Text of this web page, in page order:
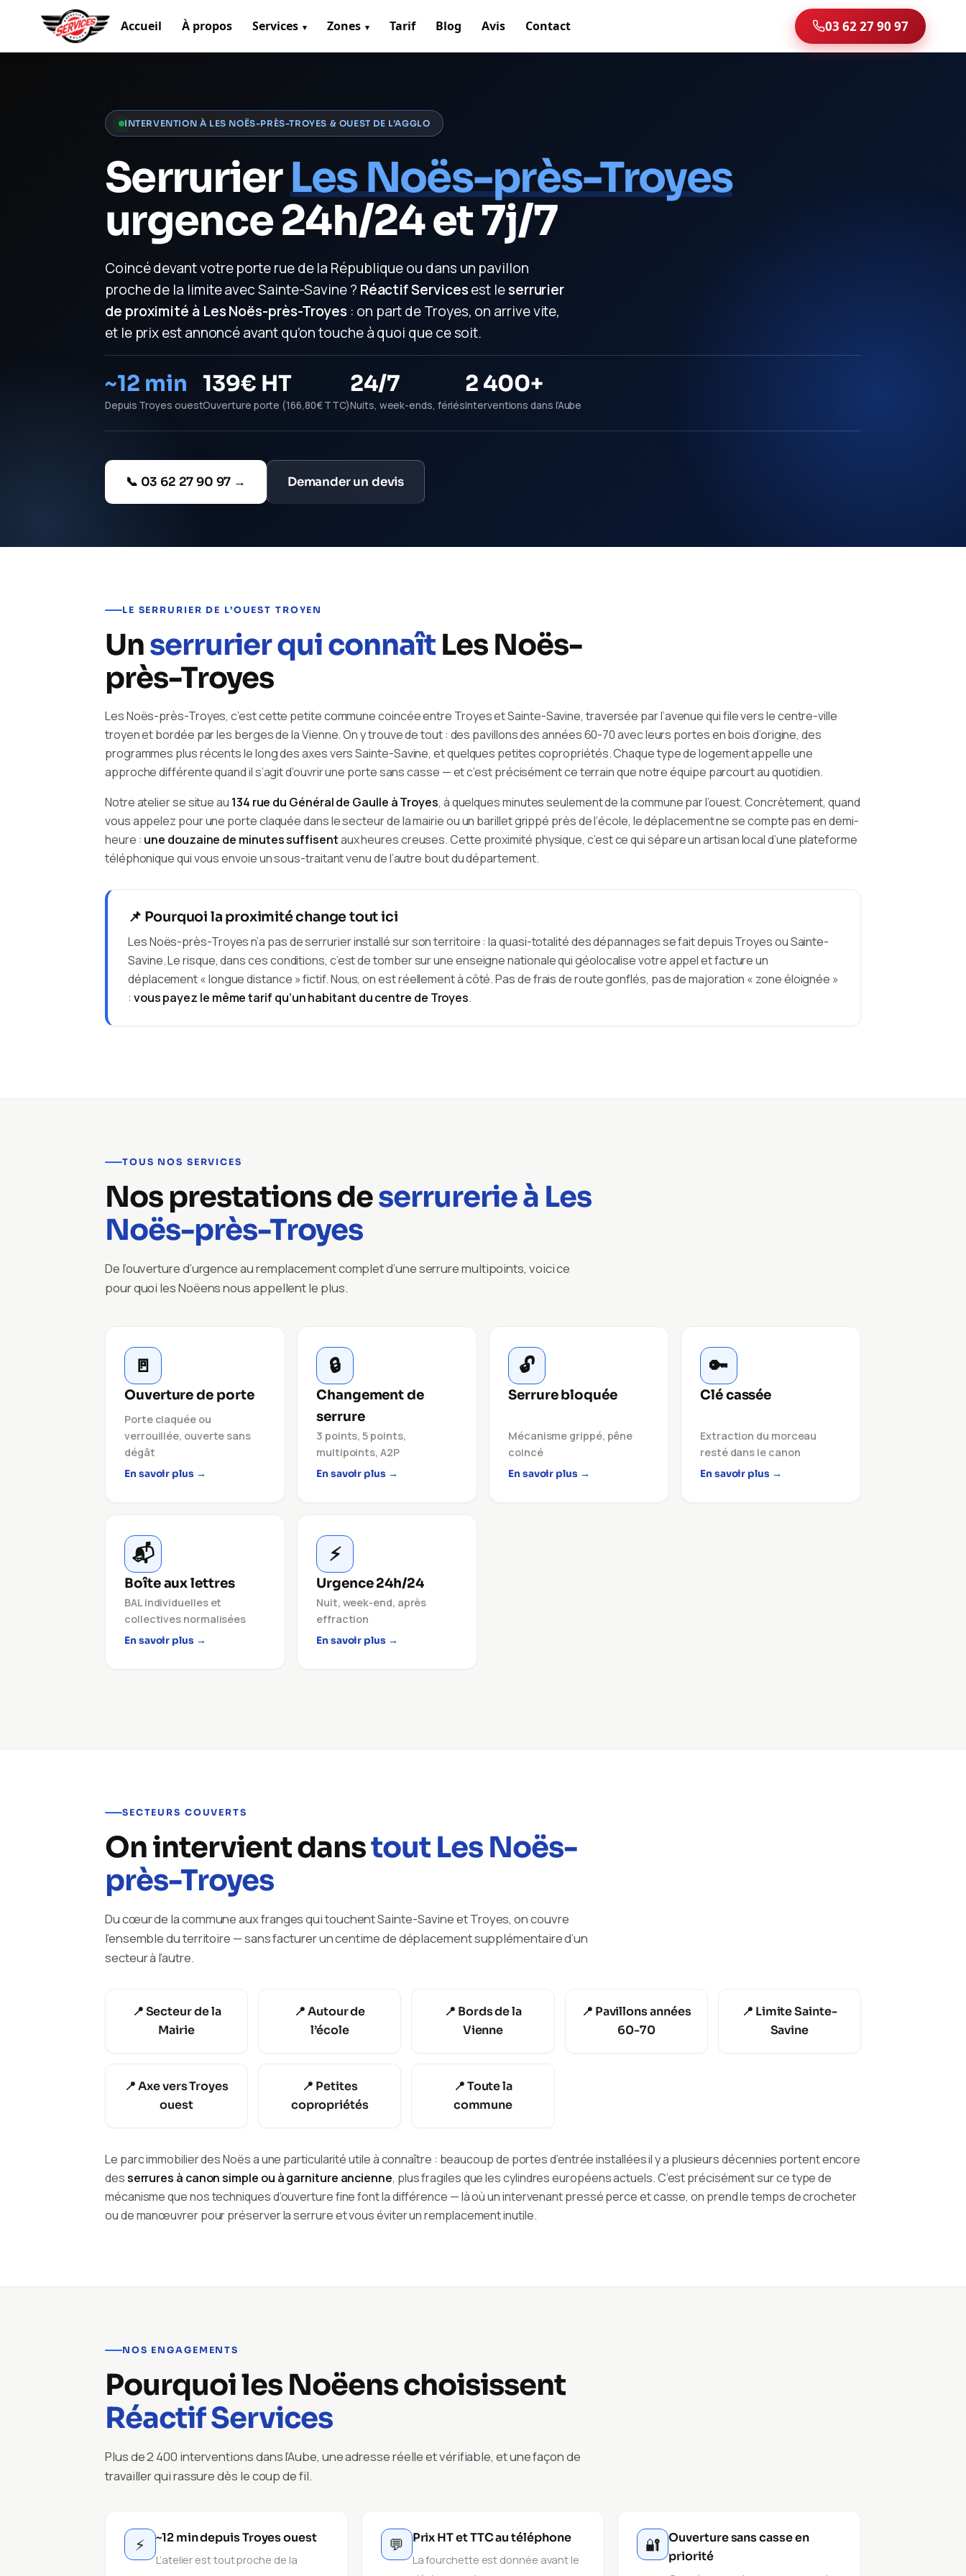
Accueil À propos Services Zones Tarif Blog Avis Contact 03 62 27 90 97
INTERVENTION À LES NOËS-PRÈS-TROYES & OUEST DE L’AGGLO
SerrurierLes Noës-près-Troyes
urgence 24h/24 et 7j/7
Coincé devant votre porte rue de la République ou dans un pavillon
proche de la limite avec Sainte-Savine ? Réactif Servicesest leserrurier
de proximité à Les Noës-près-Troyes : on part de Troyes, on arrive vite,
et le prix est annoncé avant qu’on touche à quoi que ce soit.
~12 min
Depuis Troyes ouest
139€ HT
Ouverture porte (166,80€ TTC)
24/7
Nuits, week-ends, fériés
2 400+
Interventions dans l’Aube
📞 03 62 27 90 97 → Demander un devis
LE SERRURIER DE L’OUEST TROYEN
Unserrurier qui connaîtLes Noës-
près-Troyes
Les Noës-près-Troyes, c’est cette petite commune coincée entre Troyes et Sainte-Savine, traversée par l’avenue qui file vers le centre-ville
troyen et bordée par les berges de la Vienne. On y trouve de tout : des pavillons des années 60-70 avec leurs portes en bois d’origine, des
programmes plus récents le long des axes vers Sainte-Savine, et quelques petites copropriétés. Chaque type de logement appelle une
approche différente quand il s’agit d’ouvrir une porte sans casse — et c’est précisément ce terrain que notre équipe parcourt au quotidien.
Notre atelier se situe au 134 rue du Général de Gaulle à Troyes, à quelques minutes seulement de la commune par l’ouest. Concrètement, quand
vous appelez pour une porte claquée dans le secteur de la mairie ou un barillet grippé près de l’école, le déplacement ne se compte pas en demi-
heure : une douzaine de minutes suffisentaux heures creuses. Cette proximité physique, c’est ce qui sépare un artisan local d’une plateforme
téléphonique qui vous envoie un sous-traitant venu de l’autre bout du département.
📌 Pourquoi la proximité change tout ici
Les Noës-près-Troyes n’a pas de serrurier installé sur son territoire : la quasi-totalité des dépannages se fait depuis Troyes ou Sainte-
Savine. Le risque, dans ces conditions, c’est de tomber sur une enseigne nationale qui géolocalise votre appel et facture un
déplacement « longue distance » fictif. Nous, on est réellement à côté. Pas de frais de route gonflés, pas de majoration « zone éloignée »
: vous payez le même tarif qu’un habitant du centre de Troyes.
TOUS NOS SERVICES
Nos prestations deserrurerie à Les
Noës-près-Troyes
De l’ouverture d’urgence au remplacement complet d’une serrure multipoints, voici ce
pour quoi les Noëens nous appellent le plus.
🚪
Ouverture de porte
Porte claquée ou
verrouillée, ouverte sans
dégât
En savoir plus →
🔒
Changement de
serrure
3 points, 5 points,
multipoints, A2P
En savoir plus →
🔓
Serrure bloquée
Mécanisme grippé, pêne
coincé
En savoir plus →
🔑
Clé cassée
Extraction du morceau
resté dans le canon
En savoir plus →
📬
Boîte aux lettres
BAL individuelles et
collectives normalisées
En savoir plus →
⚡
Urgence 24h/24
Nuit, week-end, après
effraction
En savoir plus →
SECTEURS COUVERTS
On intervient danstout Les Noës-
près-Troyes
Du cœur de la commune aux franges qui touchent Sainte-Savine et Troyes, on couvre
l’ensemble du territoire — sans facturer un centime de déplacement supplémentaire d’un
secteur à l’autre.
📍 Secteur de la
Mairie
📍 Autour de
l’école
📍 Bords de la
Vienne
📍 Pavillons années
60-70
📍 Limite Sainte-
Savine
📍 Axe vers Troyes
ouest
📍 Petites
copropriétés
📍 Toute la
commune
Le parc immobilier des Noës a une particularité utile à connaître : beaucoup de portes d’entrée installées il y a plusieurs décennies portent encore
desserrures à canon simple ou à garniture ancienne, plus fragiles que les cylindres européens actuels. C’est précisément sur ce type de
mécanisme que nos techniques d’ouverture fine font la différence — là où un intervenant pressé perce et casse, on prend le temps de crocheter
ou de manœuvrer pour préserver la serrure et vous éviter un remplacement inutile.
NOS ENGAGEMENTS
Pourquoi les Noëens choisissent
Réactif Services
Plus de 2 400 interventions dans l’Aube, une adresse réelle et vérifiable, et une façon de
travailler qui rassure dès le coup de fil.
⚡ ~12 min depuis Troyes ouest
L’atelier est tout proche de la
💬 Prix HT et TTC au téléphone
La fourchette est donnée avant le
🔐 Ouverture sans casse en
priorité